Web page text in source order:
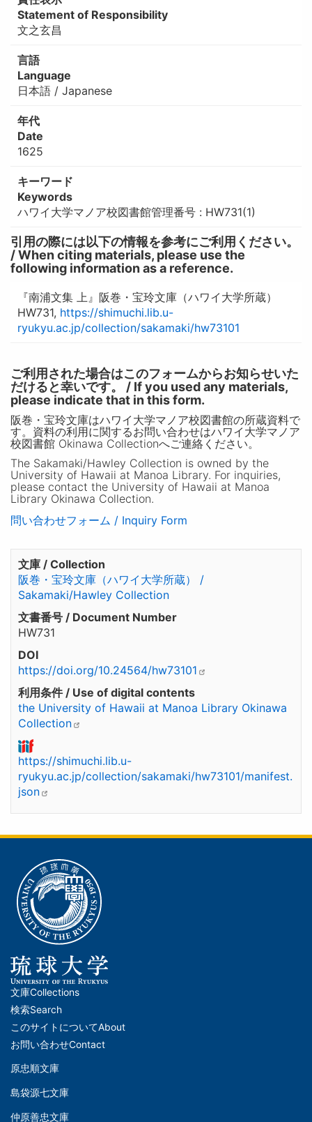
Statement of Responsibility
文之玄昌
言語
Language
日本語 / Japanese
年代
Date
1625
キーワード
Keywords
ハワイ大学マノア校図書館管理番号 : HW731(1)
引用の際には以下の情報を参考にご利用ください。
/ When citing materials, please use the
following information as a reference.
『南浦文集 上』阪巻・宝玲文庫（ハワイ大学所蔵）
HW731, https://shimuchi.lib.u-
ryukyu.ac.jp/collection/sakamaki/hw73101
ご利用された場合はこのフォームからお知らせいた
だけると幸いです。 / If you used any materials,
please indicate that in this form.
阪巻・宝玲文庫はハワイ大学マノア校図書館の所蔵資料で
す。資料の利用に関するお問い合わせはハワイ大学マノア
校図書館 Okinawa Collectionへご連絡ください。
The Sakamaki/Hawley Collection is owned by the
University of Hawaii at Manoa Library. For inquiries,
please contact the University of Hawaii at Manoa
Library Okinawa Collection.
問い合わせフォーム / Inquiry Form
文庫 / Collection
阪巻・宝玲文庫（ハワイ大学所蔵） /
Sakamaki/Hawley Collection
文書番号 / Document Number
HW731
DOI
https://doi.org/10.24564/hw73101
利用条件 / Use of digital contents
the University of Hawaii at Manoa Library Okinawa
Collection
https://shimuchi.lib.u-
ryukyu.ac.jp/collection/sakamaki/hw73101/manifest.
json
メ
イ
ン
ナ
ビ
文庫Collections
検索Search
このサイトについてAbout
お問い合わせContact
文
原忠順文庫
島袋源七文庫
仲原善忠文庫